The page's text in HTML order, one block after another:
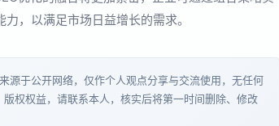
，以满足市场日益增长的需求。
源于公开网络，仅作个人观点分享与交流使用，无任何
权权益，请联系本人，核实后将第一时间删除、修改